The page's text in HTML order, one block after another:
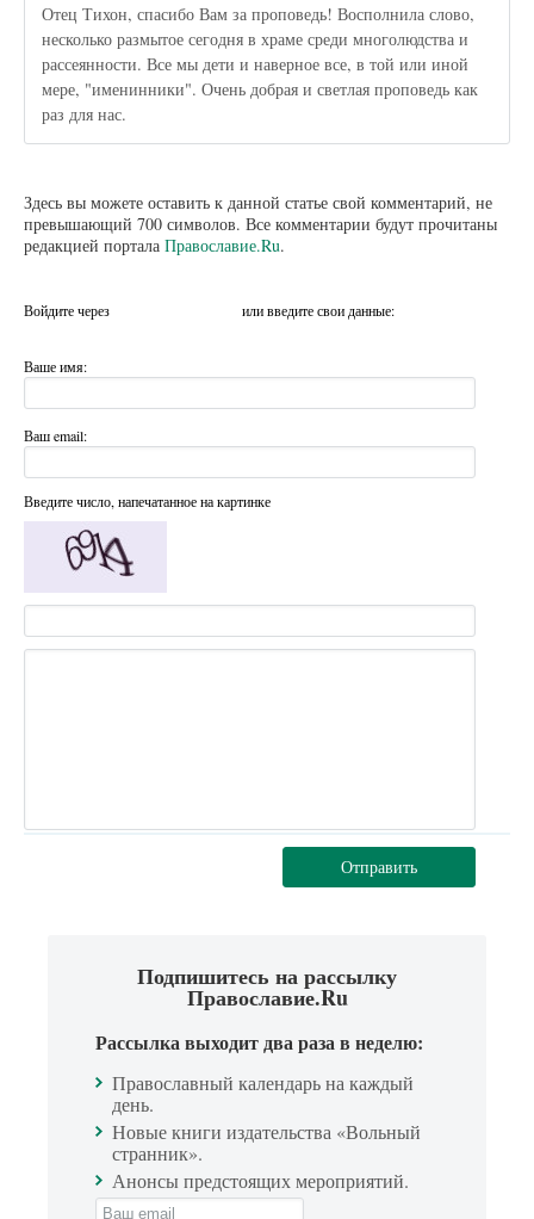
Отец Тихон, спасибо Вам за проповедь! Восполнила слово,
несколько размытое сегодня в храме среди многолюдства и
рассеянности. Все мы дети и наверное все, в той или иной
мере, "именинники". Очень добрая и светлая проповедь как
раз для нас.
Здесь вы можете оставить к данной статье свой комментарий, не
превышающий 700 символов. Все комментарии будут прочитаны
редакцией портала Православие.Ru.
Войдите через или введите свои данные:
Ваше имя:
Ваш email:
Введите число, напечатанное на картинке
Отправить
Подпишитесь на рассылку
Православие.Ru
Рассылка выходит два раза в неделю:
Православный календарь на каждый
день.
Новые книги издательства «Вольный
странник».
Анонсы предстоящих мероприятий.